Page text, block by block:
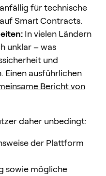
für technische
Smart Contracts.
In vielen Ländern
unklar – was
und
Einen ausführlichen
Bericht von
daher unbedingt:
der Plattform
sowie mögliche